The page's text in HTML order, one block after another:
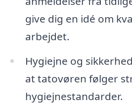
give dig en idé om
arbejdet.
Hygiejne og
at tatovøren følger
hygiejnestandarder.